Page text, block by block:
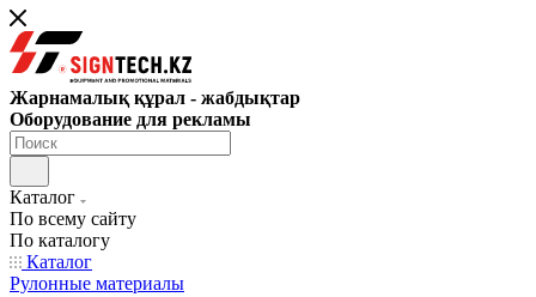
Жарнамалық құрал - жабдықтар
Оборудование для рекламы
Каталог
По всему сайту
По каталогу
Каталог
Рулонные материалы